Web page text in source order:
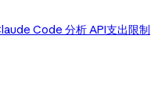
Code 分析 API支出限制